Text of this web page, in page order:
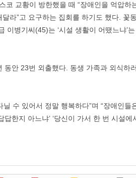
코 교황이 방한했을 때 “장애인을 억압하
달라”고 요구하는 집회를 하기도 했다.
이병기씨(45)는 ‘시설 생활이 어땠느냐’
동안 23번 외출했다. 동생 가족과 외식하
닐 수 있어서 정말 행복하다”며 “장애인
답한지 아느냐’ ‘당신이 가서 한 번 시설